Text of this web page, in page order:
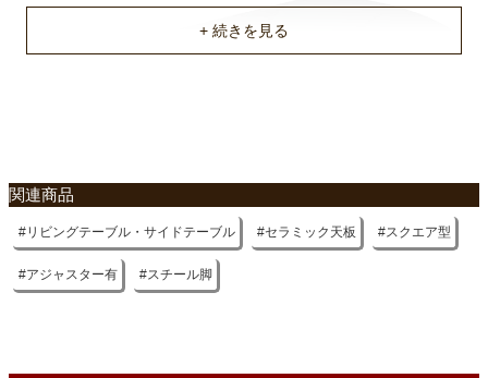
関連商品
リビングテーブル・サイドテーブル セラミック天板 スクエア型
アジャスター有 スチール脚